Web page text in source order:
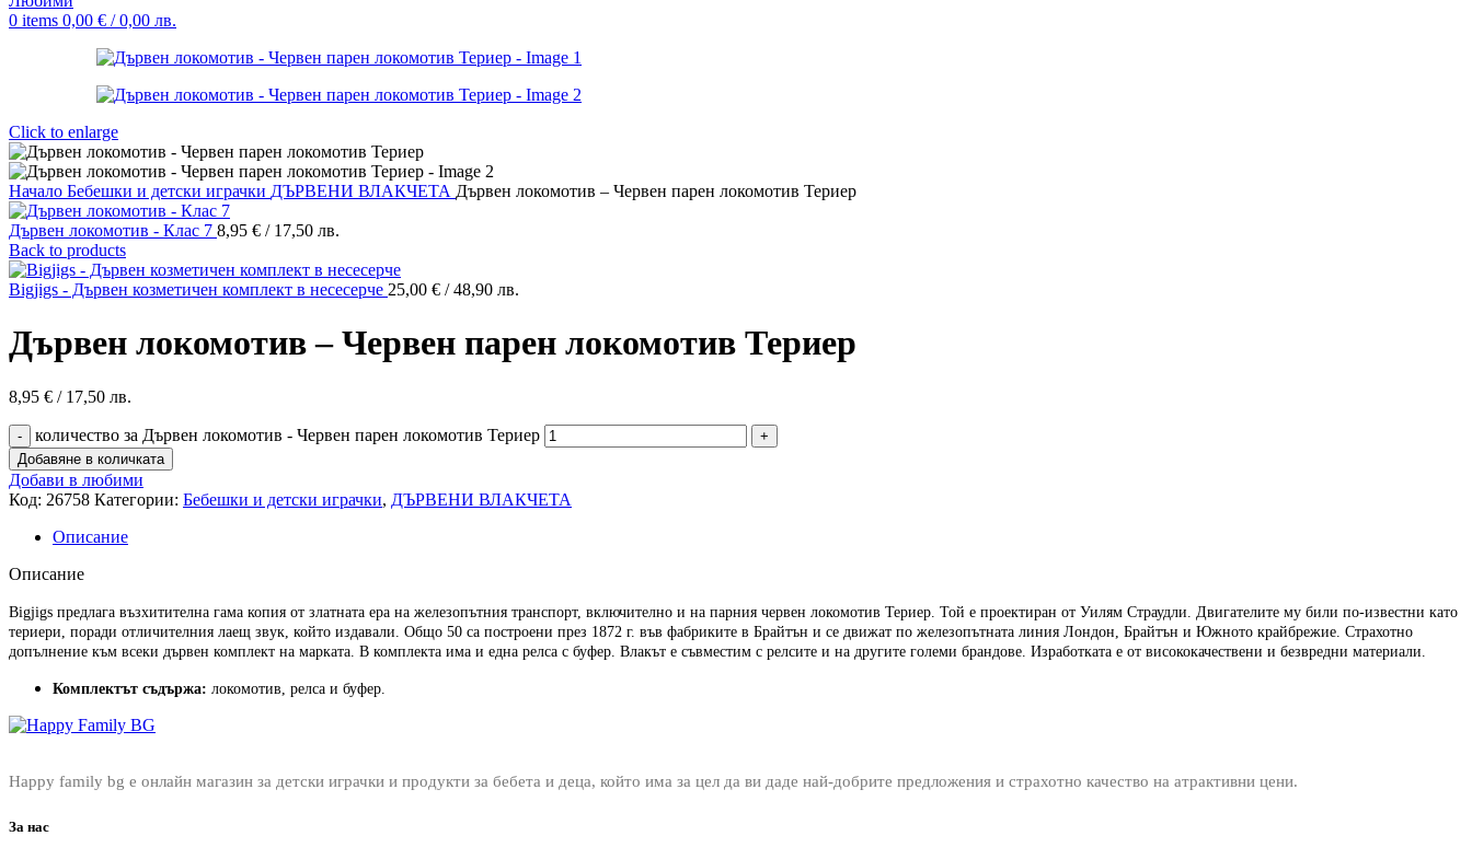
0 items 0,00 € / 0,00 лв.
Click to enlarge
Начало Бебешки и детски играчки ДЪРВЕНИ ВЛАКЧЕТА Дървен локомотив – Червен парен локомотив Териер
Дървен локомотив - Клас 7 8,95 € / 17,50 лв.
Back to products
Bigjigs - Дървен козметичен комплект в несесерче 25,00 € / 48,90 лв.
Дървен локомотив – Червен парен локомотив Териер
8,95 € / 17,50 лв.
количество за Дървен локомотив - Червен парен локомотив Териер
Добавяне в количката
Добави в любими
Код: 26758 Категории: Бебешки и детски играчки, ДЪРВЕНИ ВЛАКЧЕТА
Описание
Описание
Bigjigs предлага възхитителна гама копия от златната ера на железопътния транспорт, включително и на парния червен локомотив Териер. Той е проектиран от Уилям Страудли. Двигателите му били по-известни като
териери, поради отличителния лаещ звук, който издавали. Общо 50 са построени през 1872 г. във фабриките в Брайтън и се движат по железопътната линия Лондон, Брайтън и Южното крайбрежие. Страхотно
допълнение към всеки дървен комплект на марката. В комплекта има и една релса с буфер. Влакът е съвместим с релсите и на другите големи брандове. Изработката е от висококачествени и безвредни материали.
Комплектът съдържа: локомотив, релса и буфер.
Happy family bg е онлайн магазин за детски играчки и продукти за бебета и деца, който има за цел да ви даде най-добрите предложения и страхотно качество на атрактивни цени.
За нас